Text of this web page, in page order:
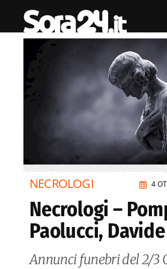
4
NECROLOGI
Necrologi –
Paolucci,
Annunci funebri del 2/3